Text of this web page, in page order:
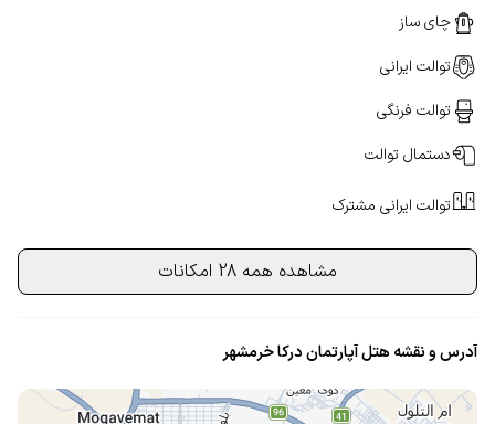
چای ساز
توالت ایرانی
توالت فرنگی
دستمال توالت
توالت ایرانی مشترک
مشاهده همه 28 امکانات
آدرس و نقشه هتل آپارتمان درکا خرمشهر